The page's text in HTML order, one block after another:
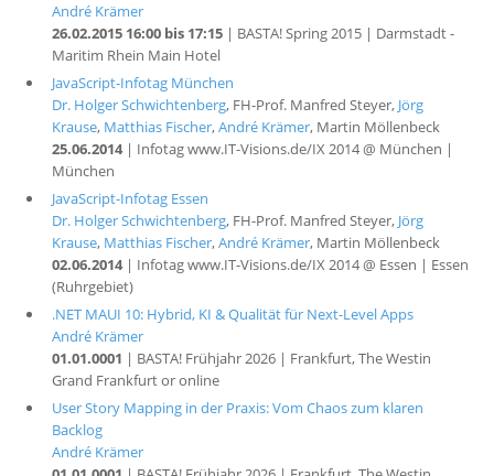
André Krämer
26.02.2015 16:00 bis 17:15| BASTA! Spring 2015 | Darmstadt -
Maritim Rhein Main Hotel
JavaScript-Infotag München
Dr. Holger Schwichtenberg, FH-Prof. Manfred Steyer, Jörg
Krause, Matthias Fischer,André Krämer, Martin Möllenbeck
25.06.2014| Infotag www.IT-Visions.de/IX 2014 @ München |
München
JavaScript-Infotag Essen
Dr. Holger Schwichtenberg, FH-Prof. Manfred Steyer, Jörg
Krause, Matthias Fischer,André Krämer, Martin Möllenbeck
02.06.2014| Infotag www.IT-Visions.de/IX 2014 @ Essen | Essen
(Ruhrgebiet)
.NET MAUI 10: Hybrid, KI & Qualität für Next-Level Apps
André Krämer
01.01.0001 | BASTA! Frühjahr 2026 | Frankfurt, The Westin
Grand Frankfurt or online
User Story Mapping in der Praxis: Vom Chaos zum klaren
Backlog
André Krämer